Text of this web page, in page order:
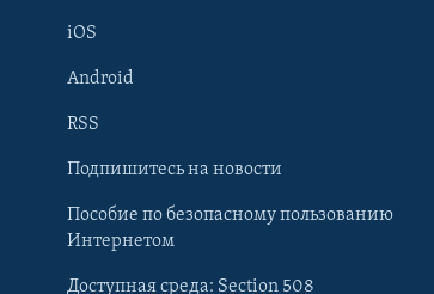
Learning English
iOS
Android
RSS
Подпишитесь на новости
Пособие по безопасному пользованию
Интернетом
Доступная среда: Section 508